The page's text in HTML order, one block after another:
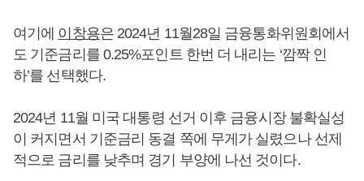
여기에 이창용은 2024년 11월28일 금융통화위원회에서
도 기준금리를 0.25%포인트 한번 더 내리는 ‘깜짝 인
하’를 선택했다.
2024년 11월 미국 대통령 선거 이후 금융시장 불확실성
이 커지면서 기준금리 동결 쪽에 무게가 실렸으나 선제
적으로 금리를 낮추며 경기 부양에 나선 것이다.